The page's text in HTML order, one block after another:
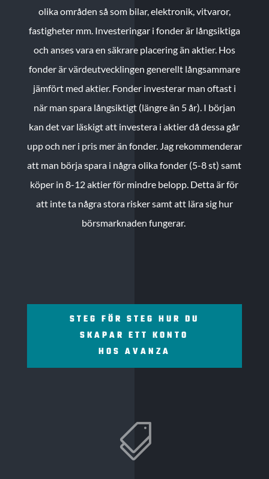
olika områden så som bilar, elektronik, vitvaror,
fastigheter mm. Investeringar i fonder är långsiktiga
och anses vara en säkrare placering än aktier. Hos
fonder är värdeutvecklingen generellt långsammare
jämfört med aktier. Fonder investerar man oftast i
när man spara långsiktigt (längre än 5 år). I början
kan det var läskigt att investera i aktier då dessa går
upp och ner i pris mer än fonder. Jag rekommenderar
att man börja spara i några olika fonder (5-8 st) samt
köper in 8-12 aktier för mindre belopp. Detta är för
att inte ta några stora risker samt att lära sig hur
börsmarknaden fungerar.
STEG FÖR STEG HUR DU
SKAPAR ETT KONTO
HOS AVANZA
